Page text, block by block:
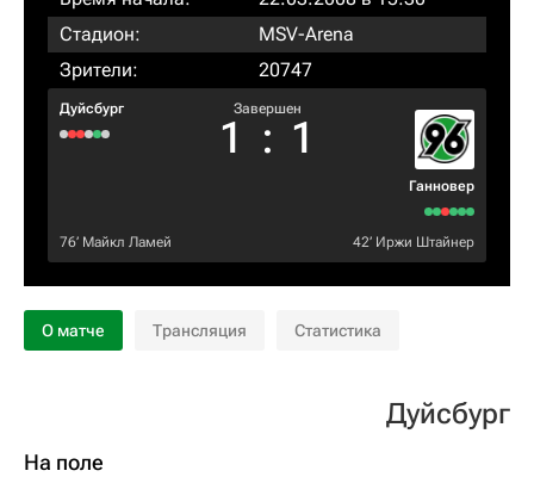
Стадион:
MSV-Arena
Зрители:
20747
Дуйсбург Завершен
1 : 1
Ганновер
76‎’‎ Майкл Ламей 42‎’‎ Иржи Штайнер
О матче Трансляция Статистика
Дуйсбург
На поле